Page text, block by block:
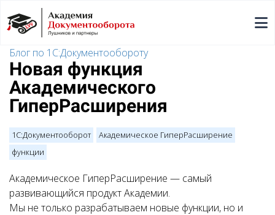
Блог по 1С:Документообороту
Новая функция
Академического
ГиперРасширения
1С:Документооборот
Академическое ГиперРасширение
функции
Академическое ГиперРасширение — самый
развивающийся продукт Академии.
Мы не только разрабатываем новые функции, но и